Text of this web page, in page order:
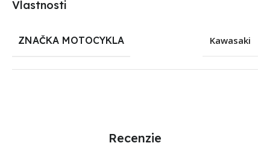
Vlastnosti
ZNAČKA MOTOCYKLA Kawasaki
Recenzie